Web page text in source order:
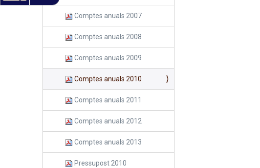
Comptes anuals 2007
Comptes anuals 2008
Comptes anuals 2009
Comptes anuals 2010
Comptes anuals 2011
Comptes anuals 2012
Comptes anuals 2013
Pressupost 2010